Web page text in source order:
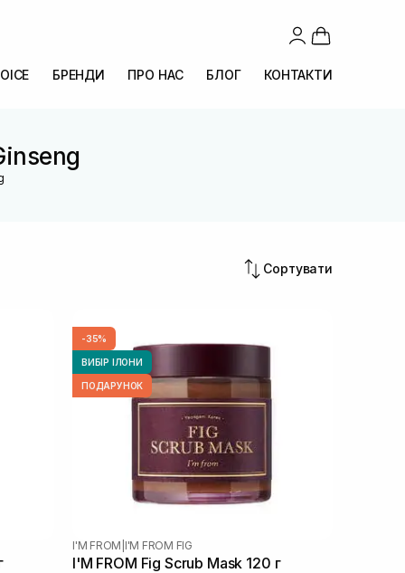
БРЕНДИ ПРО НАС БЛОГ КОНТАКТИ
Сортувати
-35%
ВИБІР ІЛОНИ
ПОДАРУНОК
I'M FROM I'M FROM FIG
I'M FROM Fig Scrub Mask 120 г